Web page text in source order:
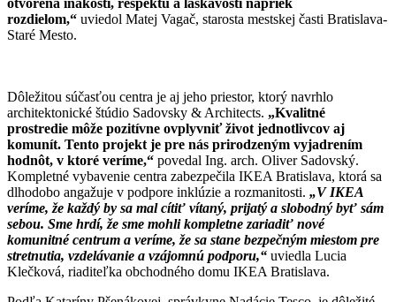
otvorená inakosti, rešpektu a láskavosti napriek
rozdielom,“ uviedol Matej Vagač, starosta mestskej časti Bratislava-
Staré Mesto.
Dôležitou súčasťou centra je aj jeho priestor, ktorý navrhlo
architektonické štúdio Sadovsky & Architects. „Kvalitné
prostredie môže pozitívne ovplyvniť život jednotlivcov aj
komunít. Tento projekt je pre nás prirodzeným vyjadrením
hodnôt, v ktoré veríme,“ povedal Ing. arch. Oliver Sadovský.
Kompletné vybavenie centra zabezpečila IKEA Bratislava, ktorá sa
dlhodobo angažuje v podpore inklúzie a rozmanitosti. „V IKEA
veríme, že každý by sa mal cítiť vítaný, prijatý a slobodný byť sám
sebou. Sme hrdí, že sme mohli kompletne zariadiť nové
komunitné centrum a veríme, že sa stane bezpečným miestom pre
stretnutia, vzdelávanie a vzájomnú podporu,“ uviedla Lucia
Klečková, riaditeľka obchodného domu IKEA Bratislava.